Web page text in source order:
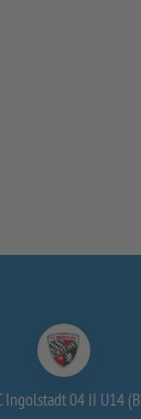
Ingolstadt 04 II U14 (B